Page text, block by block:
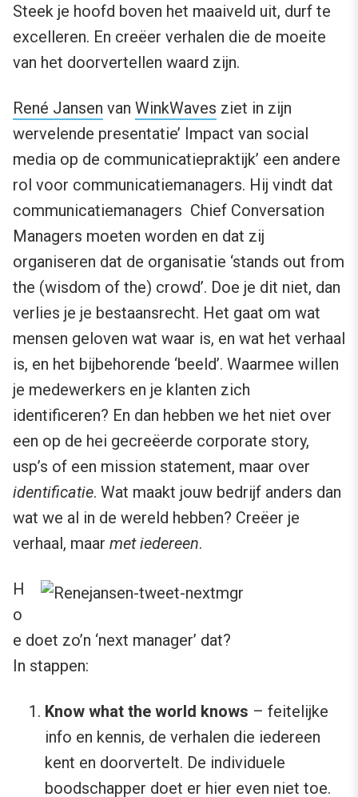
Steek je hoofd boven het maaiveld uit, durf te
excelleren. En creëer verhalen die de moeite
van het doorvertellen waard zijn.
René Jansen van WinkWaves ziet in zijn
wervelende presentatie’ Impact van social
media op de communicatiepraktijk’ een andere
rol voor communicatiemanagers. Hij vindt dat
communicatiemanagers Chief Conversation
Managers moeten worden en dat zij
organiseren dat de organisatie ‘stands out from
the (wisdom of the) crowd’. Doe je dit niet, dan
verlies je je bestaansrecht. Het gaat om wat
mensen geloven wat waar is, en wat het verhaal
is, en het bijbehorende ‘beeld’. Waarmee willen
je medewerkers en je klanten zich
identificeren? En dan hebben we het niet over
een op de hei gecreëerde corporate story,
usp’s of een mission statement, maar over
identificatie. Wat maakt jouw bedrijf anders dan
wat we al in de wereld hebben? Creëer je
verhaal, maar met iedereen.
H
o
e doet zo’n ‘next manager’ dat?
In stappen:
Know what the world knows – feitelijke
info en kennis, de verhalen die iedereen
kent en doorvertelt. De individuele
boodschapper doet er hier even niet toe.